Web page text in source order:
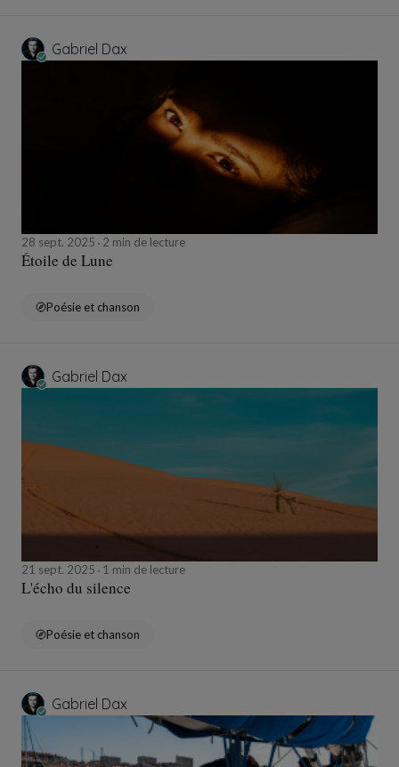
Gabriel Dax
28 sept. 2025 2 min de lecture
Étoile de Lune
Poésie et chanson
Gabriel Dax
21 sept. 2025 1 min de lecture
L'écho du silence
Poésie et chanson
Gabriel Dax